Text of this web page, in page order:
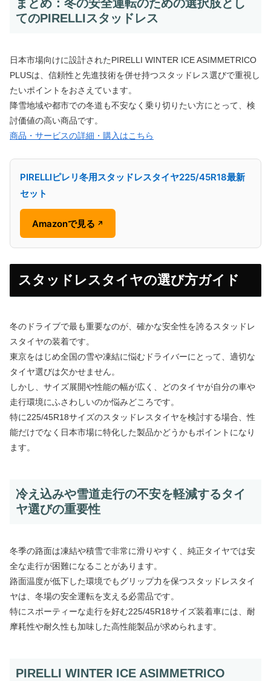
まとめ：冬の安全運転のための選択肢とし
てのPIRELLIスタッドレス
日本市場向けに設計されたPIRELLI WINTER ICE ASIMMETRICO
PLUSは、信頼性と先進技術を併せ持つスタッドレス選びで重視し
たいポイントをおさえています。
降雪地域や都市での冬道も不安なく乗り切りたい方にとって、検
討価値の高い商品です。
商品・サービスの詳細・購入はこちら
PIRELLIピレリ冬用スタッドレスタイヤ225/45R18最新
セット
Amazonで見る ↗
スタッドレスタイヤの選び方ガイド
冬のドライブで最も重要なのが、確かな安全性を誇るスタッドレ
スタイヤの装着です。
東京をはじめ全国の雪や凍結に悩むドライバーにとって、適切な
タイヤ選びは欠かせません。
しかし、サイズ展開や性能の幅が広く、どのタイヤが自分の車や
走行環境にふさわしいのか悩みどころです。
特に225/45R18サイズのスタッドレスタイヤを検討する場合、性
能だけでなく日本市場に特化した製品かどうかもポイントになり
ます。
冷え込みや雪道走行の不安を軽減するタイ
ヤ選びの重要性
冬季の路面は凍結や積雪で非常に滑りやすく、純正タイヤでは安
全な走行が困難になることがあります。
路面温度が低下した環境でもグリップ力を保つスタッドレスタイ
ヤは、冬場の安全運転を支える必需品です。
特にスポーティーな走行を好む225/45R18サイズ装着車には、耐
摩耗性や耐久性も加味した高性能製品が求められます。
PIRELLI WINTER ICE ASIMMETRICO